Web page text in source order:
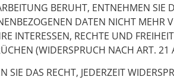
BERUHT, ENTNEHMEN SIE
DATEN NICHT MEHR
INTERESSEN, RECHTE UND
(WIDERSPRUCH NACH ART. 21
DAS RECHT, JEDERZEIT